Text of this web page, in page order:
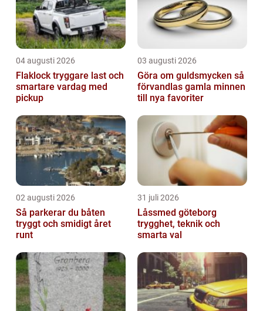
04 augusti 2026
Flaklock tryggare last och
smartare vardag med
pickup
03 augusti 2026
Göra om guldsmycken så
förvandlas gamla minnen
till nya favoriter
02 augusti 2026
Så parkerar du båten
tryggt och smidigt året
runt
31 juli 2026
Låssmed göteborg
trygghet, teknik och
smarta val